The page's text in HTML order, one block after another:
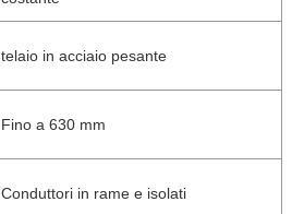
telaio in acciaio pesante
Fino a 630 mm
Conduttori in rame e isolati